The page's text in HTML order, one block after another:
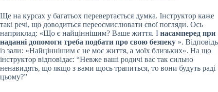
Ще на курсах у багатьох перевертається думка. Інструктор каже
такі речі, що доводиться переосмислювати свої погляди. Ось
наприклад: «Що є найціннішим? Ваше життя. І насамперед при
наданні допомоги треба подбати про свою безпеку ». Відповідь
із зали: «Найціннішим є не моє життя, а моїх близьких». На що
інструктор відповідає: “Невже ваші родичі вас так сильно
ненавидять, що якщо з вами щось трапиться, то вони будуть раді
цьому?”